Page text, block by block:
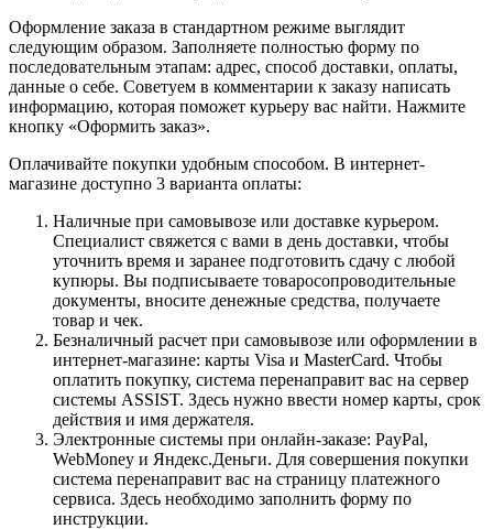
Оформление заказа в стандартном режиме выглядит
следующим образом. Заполняете полностью форму по
последовательным этапам: адрес, способ доставки, оплаты,
данные о себе. Советуем в комментарии к заказу написать
информацию, которая поможет курьеру вас найти. Нажмите
кнопку «Оформить заказ».
Оплачивайте покупки удобным способом. В интернет-
магазине доступно 3 варианта оплаты:
Наличные при самовывозе или доставке курьером.
Специалист свяжется с вами в день доставки, чтобы
уточнить время и заранее подготовить сдачу с любой
купюры. Вы подписываете товаросопроводительные
документы, вносите денежные средства, получаете
товар и чек.
Безналичный расчет при самовывозе или оформлении в
интернет-магазине: карты Visa и MasterCard. Чтобы
оплатить покупку, система перенаправит вас на сервер
системы ASSIST. Здесь нужно ввести номер карты, срок
действия и имя держателя.
Электронные системы при онлайн-заказе: PayPal,
WebMoney и Яндекс.Деньги. Для совершения покупки
система перенаправит вас на страницу платежного
сервиса. Здесь необходимо заполнить форму по
инструкции.